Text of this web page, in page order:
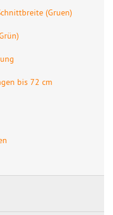
(Gruen)
bis 72 cm